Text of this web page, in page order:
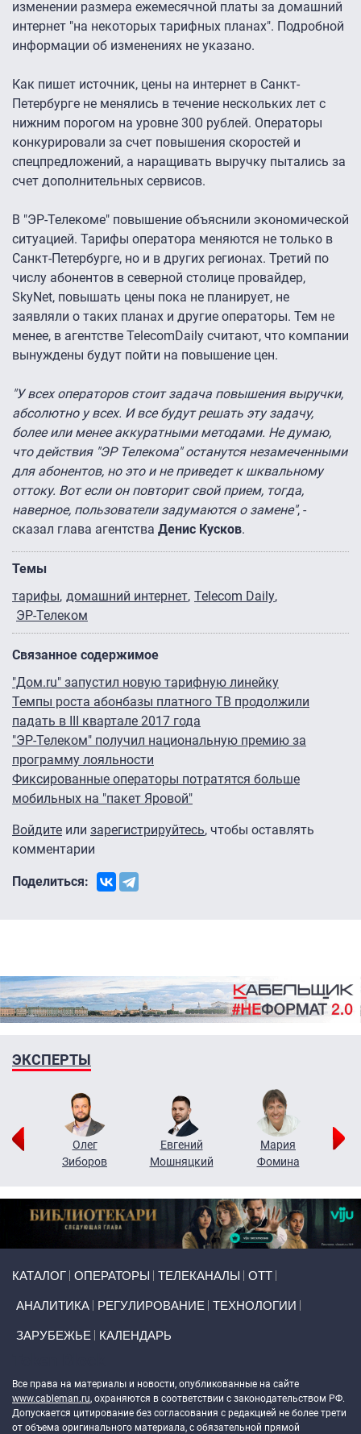
изменении размера ежемесячной платы за домашний
интернет "на некоторых тарифных планах". Подробной
информации об изменениях не указано.
Как пишет источник, цены на интернет в Санкт-
Петербурге не менялись в течение нескольких лет с
нижним порогом на уровне 300 рублей. Операторы
конкурировали за счет повышения скоростей и
спецпредложений, а наращивать выручку пытались за
счет дополнительных сервисов.
В "ЭР-Телекоме" повышение объяснили экономической
ситуацией. Тарифы оператора меняются не только в
Санкт-Петербурге, но и в других регионах. Третий по
числу абонентов в северной столице провайдер,
SkyNet, повышать цены пока не планирует, не
заявляли о таких планах и другие операторы. Тем не
менее, в агентстве TelecomDaily считают, что компании
вынуждены будут пойти на повышение цен.
"У всех операторов стоит задача повышения выручки,
абсолютно у всех. И все будут решать эту задачу,
более или менее аккуратными методами. Не думаю,
что действия "ЭР Телекома" останутся незамеченными
для абонентов, но это и не приведет к шквальному
оттоку. Вот если он повторит свой прием, тогда,
наверное, пользователи задумаются о замене", -
сказал глава агентства Денис Кусков.
Темы
тарифы домашний интернет Telecom Daily
ЭР-Телеком
Связанное содержимое
"Дом.ru" запустил новую тарифную линейку
Темпы роста абонбазы платного ТВ продолжили
падать в III квартале 2017 года
"ЭР-Телеком" получил национальную премию за
программу лояльности
Фиксированные операторы потратятся больше
мобильных на "пакет Яровой"
Войдите или зарегистрируйтесь, чтобы оставлять
комментарии
Поделиться:
ЭКСПЕРТЫ
Олег
Зиборов
Евгений
Мошняцкий
Мария
Фомина
КАТАЛОГ ОПЕРАТОРЫ ТЕЛЕКАНАЛЫ ОТТ
АНАЛИТИКА РЕГУЛИРОВАНИЕ ТЕХНОЛОГИИ
ЗАРУБЕЖЬЕ КАЛЕНДАРЬ
Все права на материалы и новости, опубликованные на сайте
www.cableman.ru, охраняются в соответствии с законодательством РФ.
Допускается цитирование без согласования с редакцией не более трети
от объема оригинального материала, с обязательной прямой